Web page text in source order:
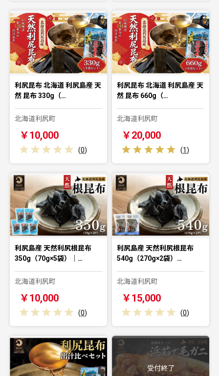
利尻昆布 北海道 利尻島産 天
然 昆布 330g（…
北海道利尻町
￥10,000
(0)
利尻昆布 北海道 利尻島産 天
然 昆布 660g（…
北海道利尻町
￥20,000
(1)
利尻島産 天然利尻根昆布
350g（70g×5袋）｜…
北海道利尻町
￥10,000
(0)
利尻島産 天然利尻根昆布
540g（270g×2袋）…
北海道利尻町
￥15,000
(0)
受付終了